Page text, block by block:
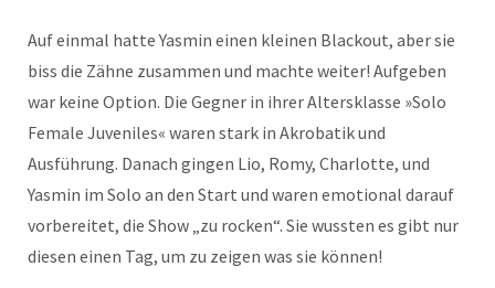
Auf einmal hatte Yasmin einen kleinen Blackout, aber sie
biss die Zähne zusammen und machte weiter! Aufgeben
war keine Option. Die Gegner in ihrer Altersklasse »Solo
Female Juveniles« waren stark in Akrobatik und
Ausführung. Danach gingen Lio, Romy, Charlotte, und
Yasmin im Solo an den Start und waren emotional darauf
vorbereitet, die Show „zu rocken“. Sie wussten es gibt nur
diesen einen Tag, um zu zeigen was sie können!